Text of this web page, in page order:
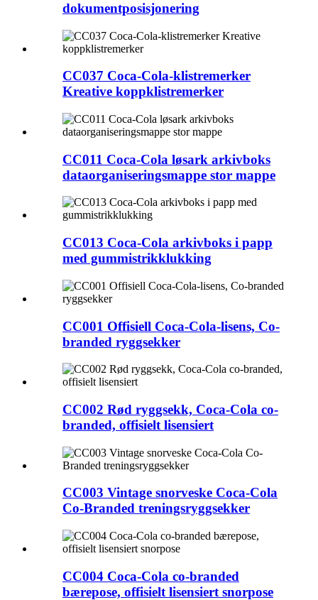
dokumentposisjonering
CC037 Coca-Cola-klistremerker
Kreative koppklistremerker
CC011 Coca-Cola løsark arkivboks
dataorganiseringsmappe stor mappe
CC013 Coca-Cola arkivboks i papp
med gummistrikklukking
CC001 Offisiell Coca-Cola-lisens, Co-
branded ryggsekker
CC002 Rød ryggsekk, Coca-Cola co-
branded, offisielt lisensiert
CC003 Vintage snorveske Coca-Cola
Co-Branded treningsryggsekker
CC004 Coca-Cola co-branded
bærepose, offisielt lisensiert snorpose